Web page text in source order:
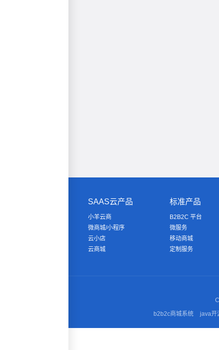
SAAS云产品
小羊云商
微商城/小程序
云小店
云商城
标准产品
B2B2C 平台
微服务
移动商城
定制服务
b2b2c商城系统
java开